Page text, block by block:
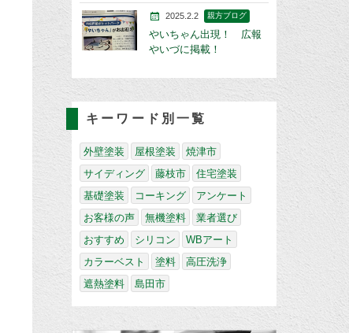
2025.2.2 親方ブログ
やいちゃん出現！ 広報
やいづに掲載！
キーワード別一覧
外壁塗装 屋根塗装
焼津市
サイディング
藤枝市
住宅塗装
基礎塗装
コーキング
アンケート
お客様の声
無機塗料
業者選び
おすすめ
シリコン
WBアート
カラーベスト
塗料
高圧洗浄
遮熱塗料
島田市